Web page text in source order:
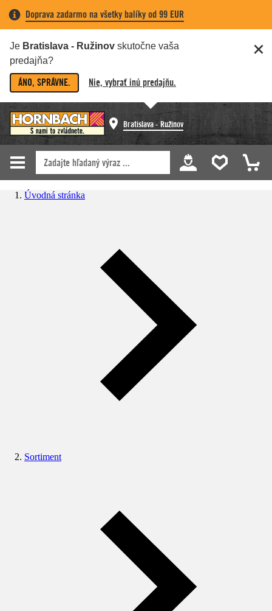
Doprava zadarmo na všetky balíky od 99 EUR
Je Bratislava - Ružinov skutočne vaša
predajňa?
ÁNO, SPRÁVNE. Nie, vybrať inú predajňu.
Bratislava - Ružinov
Úvodná stránka
Sortiment